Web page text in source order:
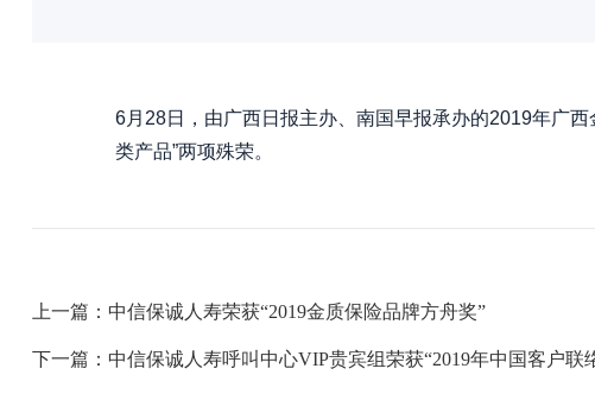
6月28日，由广西日报主办、南国早报承办的2019年广
类产品”两项殊荣。
上一篇：中信保诚人寿荣获“2019金质保险品牌方舟奖”
下一篇：中信保诚人寿呼叫中心VIP贵宾组荣获“2019年中国客户联